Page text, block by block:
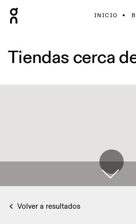
INICIO
Tiendas cerca
Volver a resultados